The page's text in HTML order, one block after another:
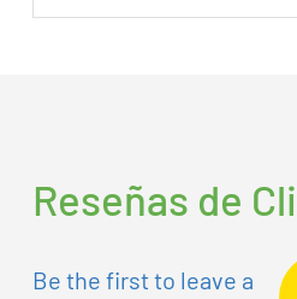
Reseñas de
Be the first to leave a